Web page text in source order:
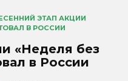
ЭТАП АКЦИИ
В РОССИИ
«Неделя без
в России